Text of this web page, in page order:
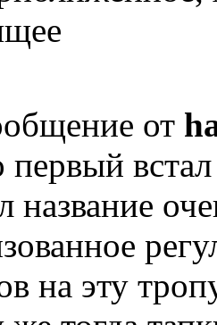
от
первый
название
на эту